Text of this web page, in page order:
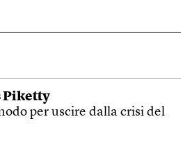
Piketty
per uscire dalla crisi del